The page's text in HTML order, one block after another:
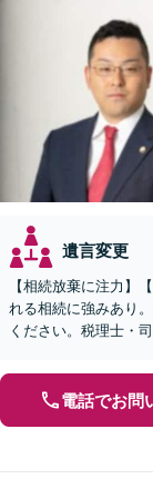
遺言変更
【相続放棄に注力】
れる相続に強みあり
ください。税理士・
電話でお問